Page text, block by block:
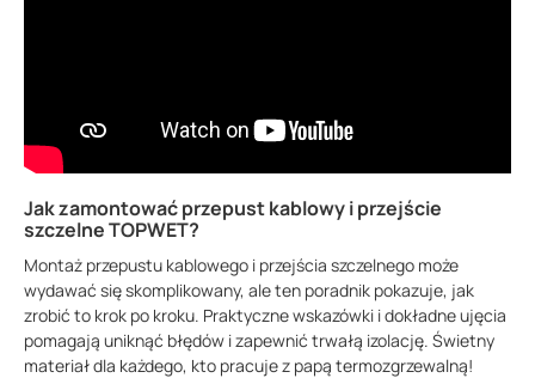
Jak zamontować przepust kablowy i przejście
szczelne TOPWET?
Montaż przepustu kablowego i przejścia szczelnego może
wydawać się skomplikowany, ale ten poradnik pokazuje, jak
zrobić to krok po kroku. Praktyczne wskazówki i dokładne ujęcia
pomagają uniknąć błędów i zapewnić trwałą izolację. Świetny
materiał dla każdego, kto pracuje z papą termozgrzewalną!